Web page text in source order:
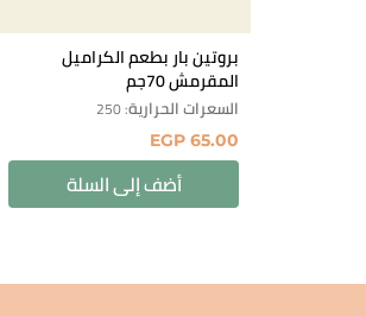
بروتين بار بطعم الكراميل
المقرمش 70جم
EGP 65.00
أضف إلى السلة
السعرات الحرارية: 250